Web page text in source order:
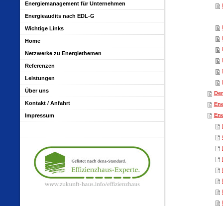
Energiemanagement für Unternehmen
Energieaudits nach EDL-G
Wichtige Links
Home
Netzwerke zu Energiethemen
Referenzen
Leistungen
Über uns
Kontakt / Anfahrt
Impressum